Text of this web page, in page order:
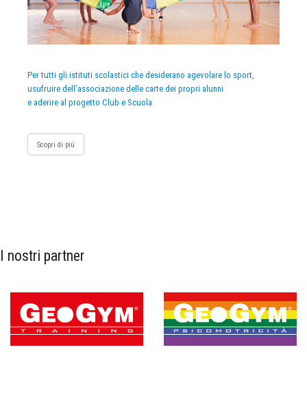
Per tutti gli istituti scolastici che desiderano agevolare lo sport,
usufruire dell’associazione delle carte dei propri alunni
e aderire al progetto Club e Scuola
Scopri di più
I nostri partner